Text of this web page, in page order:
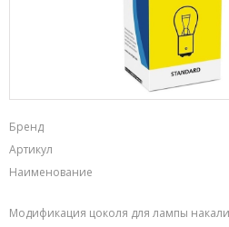
Бренд
Артикул
Наименование
Модификация цоколя для лампы